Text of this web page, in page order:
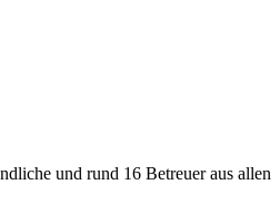
und rund 16 Betreuer aus allen